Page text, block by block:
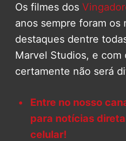
Os filmes dos
anos sempre foram os
destaques dentre
Marvel Studios, e com
certamente não será
Entre no nosso
para notícias
celular!